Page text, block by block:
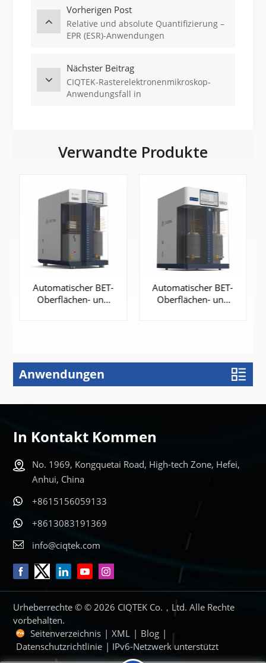
Vorherigen Post
Relative und absolute Quantifizierung –
EPR (ESR)-Anwendungen
Nächster Beitrag
CIQTEK-Rasterelektronenmikroskop-
Anwendungsfall in
Verwandte Produkte
Automatischer BET-
Oberflächen- und
ERFAHREN
Automatischer BET-
Oberflächen- und
ERFAHREN
Anwendungen
In Kontakt Kommen
No. 1969, Kongquetai Road, High-tech Zone, Hefei,
Anhui, China
+8615156059133
+8613083191369
info@ciqtek.com
Urheberrechte © © 2026 CIQTEK Co.，Ltd. Alle Rechte
vorbehalten.
Seitenverzeichnis | XML | Blog |
Datenschutzrichtlinie | IPv6-Netzwerk unterstützt